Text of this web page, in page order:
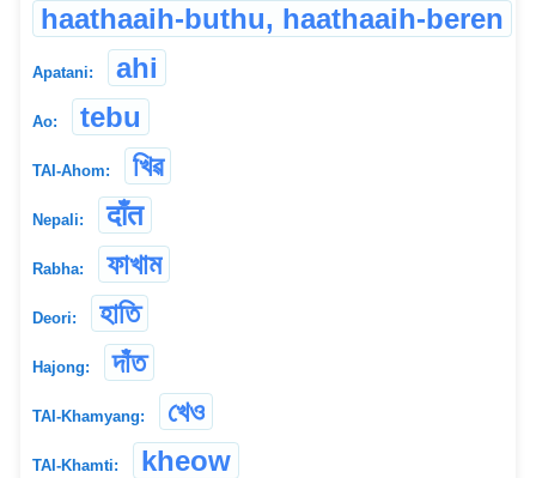
haathaaih-buthu, haathaaih-beren
Apatani: ahi
Ao: tebu
TAI-Ahom: খিৱ
Nepali: दाँत
Rabha: ফাখাম
Deori: হাতি
Hajong: দাঁত
TAI-Khamyang: খেও
TAI-Khamti: kheow